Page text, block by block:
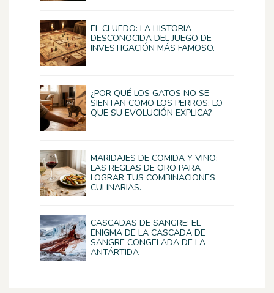
EL CLUEDO: LA HISTORIA
DESCONOCIDA DEL JUEGO DE
INVESTIGACIÓN MÁS FAMOSO.
¿POR QUÉ LOS GATOS NO SE
SIENTAN COMO LOS PERROS: LO
QUE SU EVOLUCIÓN EXPLICA?
MARIDAJES DE COMIDA Y VINO:
LAS REGLAS DE ORO PARA
LOGRAR TUS COMBINACIONES
CULINARIAS.
CASCADAS DE SANGRE: EL
ENIGMA DE LA CASCADA DE
SANGRE CONGELADA DE LA
ANTÁRTIDA